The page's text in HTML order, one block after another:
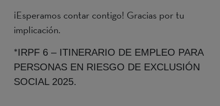
¡Esperamos contar contigo! Gracias por tu
implicación.
*IRPF 6 – ITINERARIO DE EMPLEO PARA
PERSONAS EN RIESGO DE EXCLUSIÓN
SOCIAL 2025.